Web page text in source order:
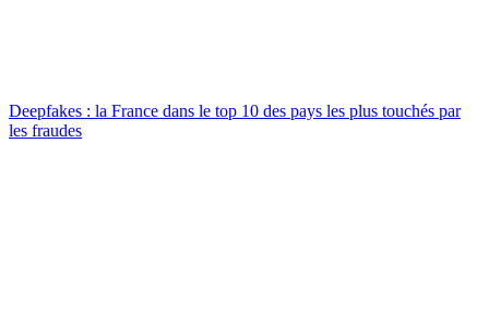
Deepfakes : la France dans le top 10 des pays les plus touchés par
les fraudes